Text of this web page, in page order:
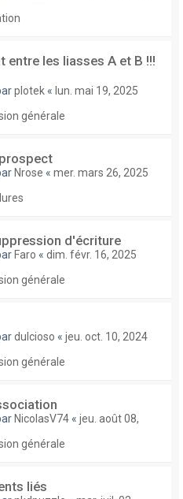
entre les liasses A et B !!!
plotek « lun. mai 19, 2025
générale
Nrose « mer. mars 26, 2025
d'écriture
Faro « dim. févr. 16, 2025
générale
dulcioso « jeu. oct. 10, 2024
générale
NicolasV74 « jeu. août 08,
générale
liés